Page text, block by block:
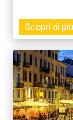
Scopri di più